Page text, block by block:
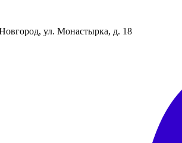
ул. Монастырка, д. 18